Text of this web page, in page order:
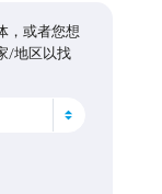
，或者您想
/地区以找